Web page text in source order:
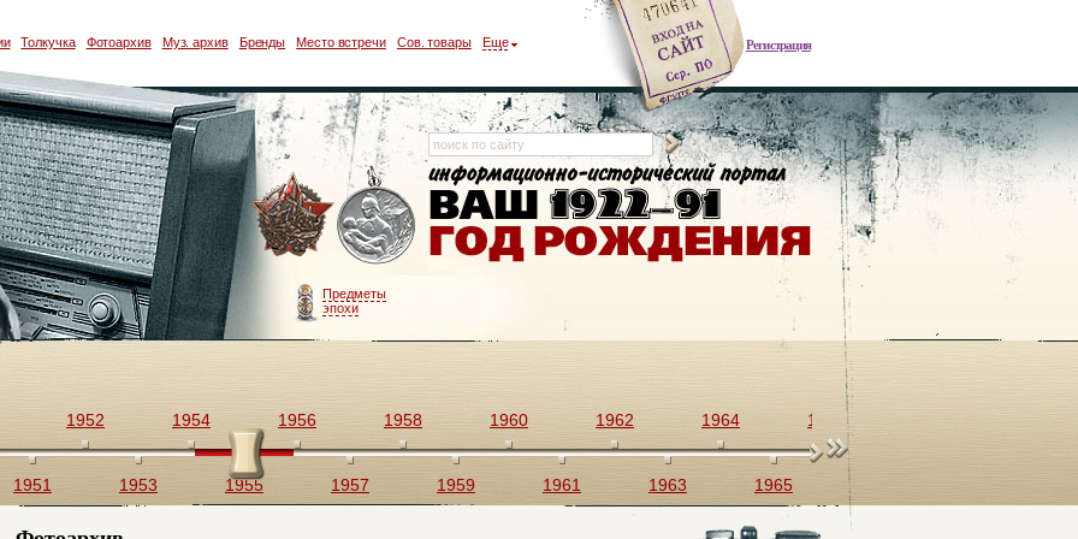
Регистрация
Толкучка Фотоархив Муз. архив Бренды Место встречи Сов. товары Еще
Предметы
эпохи
1951
1952
1953
1954
1955
1956
1957
1958
1959
1960
1961
1962
1963
1964
1965
1966